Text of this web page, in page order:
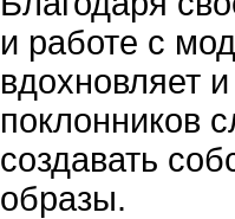
и работе с
вдохновляет
поклонников
создавать
образы.